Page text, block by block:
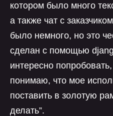
котором было много
а также чат с
было немного, но это
сделан с помощью
интересно
понимаю, что мое
поставить в золотую
делать”.